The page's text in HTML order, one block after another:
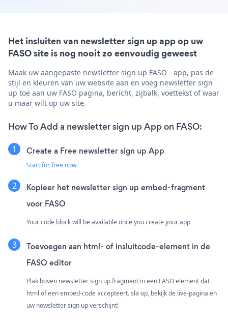
Het insluiten van newsletter sign up app op uw
FASO site is nog nooit zo eenvoudig geweest
Maak uw aangepaste newsletter sign up FASO - app, pas de
stijl en kleuren van uw website aan en voeg newsletter sign
up toe aan uw FASO pagina, bericht, zijbalk, voettekst of waar
u maar wilt op uw site.
How To Add a newsletter sign up App on FASO:
Create a Free newsletter sign up App
Start for free now
Kopieer het newsletter sign up embed-fragment
voor FASO
Your code block will be available once you create your app
Toevoegen aan html- of insluitcode-element in de
FASO editor
Plak boven newsletter sign up fragment in een FASO element dat
html of een embed-code accepteert. sla op, bekijk de live-pagina en
uw newsletter sign up verschijnt!